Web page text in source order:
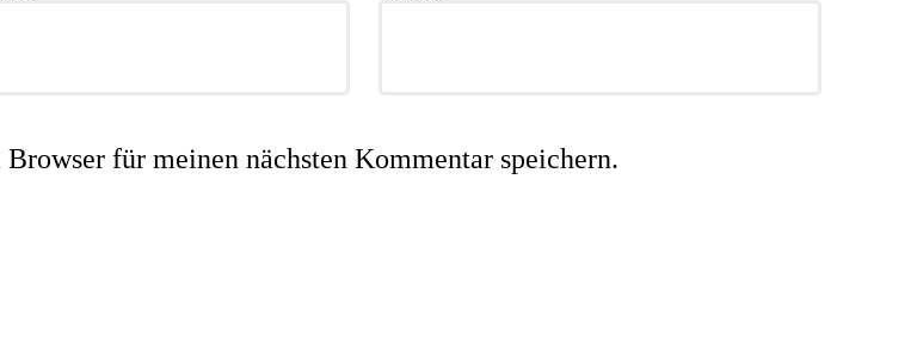
für meinen nächsten Kommentar speichern.